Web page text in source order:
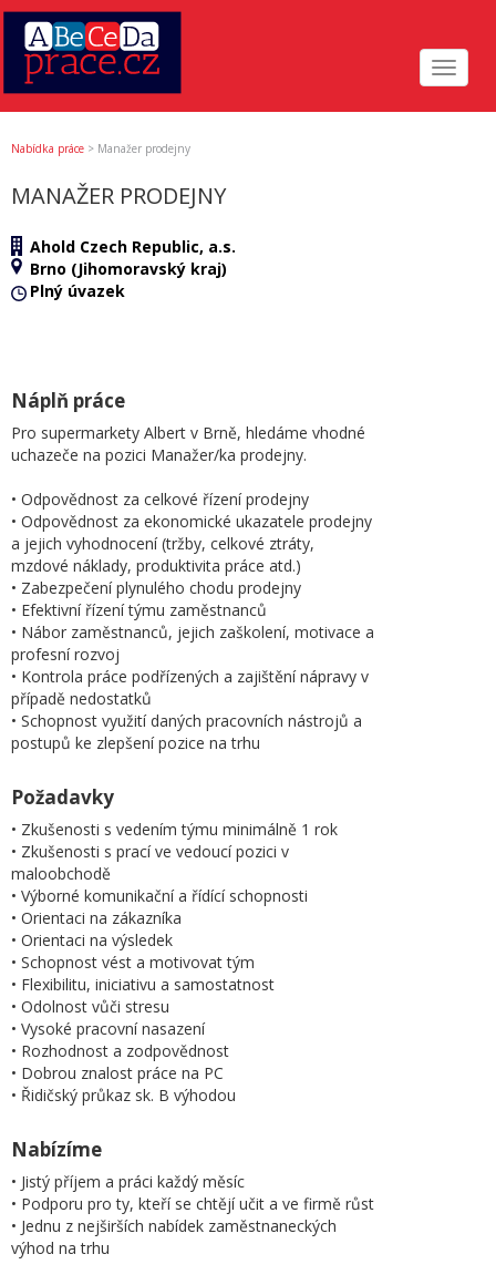
Toggle
Nabídka práce > Manažer prodejny
MANAŽER PRODEJNY
Ahold Czech Republic, a.s.
Brno (Jihomoravský kraj)
Plný úvazek
Náplň práce
Pro supermarkety Albert v Brně, hledáme vhodné
uchazeče na pozici Manažer/ka prodejny.
• Odpovědnost za celkové řízení prodejny
• Odpovědnost za ekonomické ukazatele prodejny
a jejich vyhodnocení (tržby, celkové ztráty,
mzdové náklady, produktivita práce atd.)
• Zabezpečení plynulého chodu prodejny
• Efektivní řízení týmu zaměstnanců
• Nábor zaměstnanců, jejich zaškolení, motivace a
profesní rozvoj
• Kontrola práce podřízených a zajištění nápravy v
případě nedostatků
• Schopnost využití daných pracovních nástrojů a
postupů ke zlepšení pozice na trhu
Požadavky
• Zkušenosti s vedením týmu minimálně 1 rok
• Zkušenosti s prací ve vedoucí pozici v
maloobchodě
• Výborné komunikační a řídící schopnosti
• Orientaci na zákazníka
• Orientaci na výsledek
• Schopnost vést a motivovat tým
• Flexibilitu, iniciativu a samostatnost
• Odolnost vůči stresu
• Vysoké pracovní nasazení
• Rozhodnost a zodpovědnost
• Dobrou znalost práce na PC
• Řidičský průkaz sk. B výhodou
Nabízíme
• Jistý příjem a práci každý měsíc
• Podporu pro ty, kteří se chtějí učit a ve firmě růst
• Jednu z nejširších nabídek zaměstnaneckých
výhod na trhu